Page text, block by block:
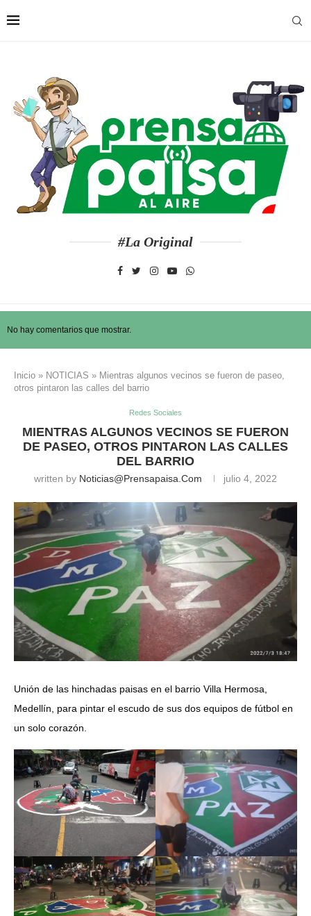
#La Original
No hay comentarios que mostrar.
Inicio » NOTICIAS » Mientras algunos vecinos se fueron de paseo,
otros pintaron las calles del barrio
Redes Sociales
MIENTRAS ALGUNOS VECINOS SE FUERON
DE PASEO, OTROS PINTARON LAS CALLES
DEL BARRIO
written by Noticias@prensapaisa.com julio 4, 2022
Unión de las hinchadas paisas en el barrio Villa Hermosa,
Medellín, para pintar el escudo de sus dos equipos de fútbol en
un solo corazón.